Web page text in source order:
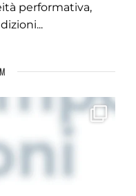
performativa,